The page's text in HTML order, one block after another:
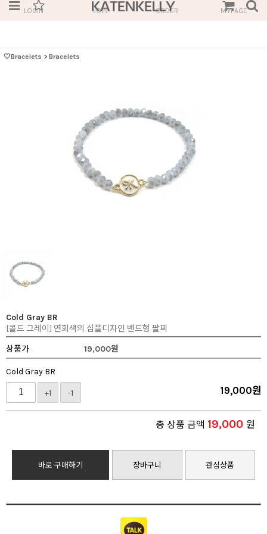
LOGIN JOIN ORDER MYPAGE
🤍Bracelets > Bracelets
Cold Gray BR
[콜드 그레이] 연회색의 심플디자인 밴드형 팔찌
상품가
19,000원
Cold Gray BR
+1 -1 19,000원
총 상품 금액 19,000 원
바로 구매하기 장바구니 관심상품